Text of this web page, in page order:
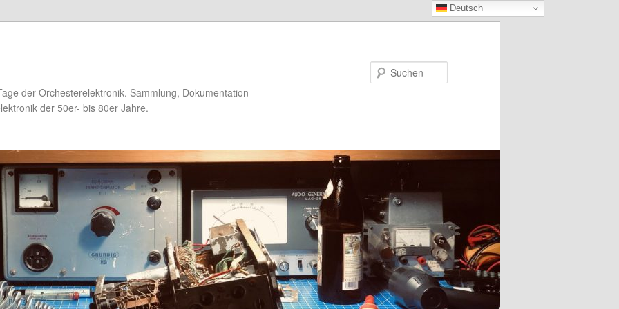
der Orchesterelektronik. Sammlung, Dokumentation
der 50er- bis 80er Jahre.
Deutsch